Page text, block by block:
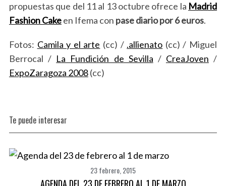
propuestas que del 11 al 13 octubre ofrece la Madrid
Fashion Cakeen Ifema con pase diario por 6 euros.
Fotos: Camila y el arte (cc) / .allienato (cc) / Miguel
Berrocal / La Fundición de Sevilla / CreaJoven /
ExpoZaragoza 2008(cc)
Te puede interesar
23 febrero, 2015